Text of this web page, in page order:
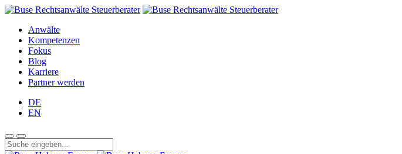
Anwälte
Kompetenzen
Fokus
Blog
Karriere
Partner werden
DE
EN